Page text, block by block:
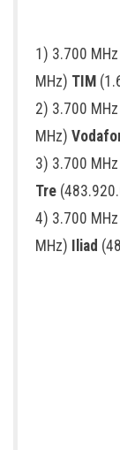
1) 3.700
MHz) TIM
2) 3.700
MHz)
3) 3.700
Tre
4) 3.700
MHz) Iliad